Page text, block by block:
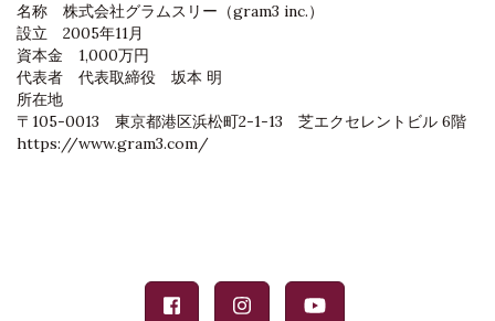
名称 株式会社グラムスリー（gram3 inc.）
設立 2005年11月
資本金 1,000万円
代表者 代表取締役 坂本 明
所在地
〒105-0013 東京都港区浜松町2-1-13 芝エクセレントビル 6階
https://www.gram3.com/